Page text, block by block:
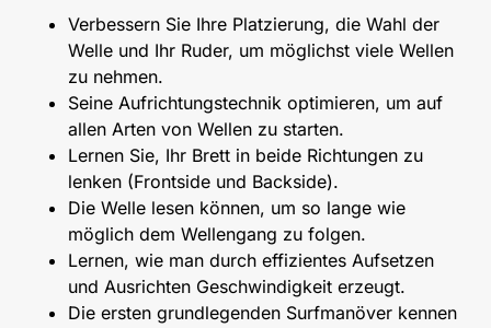
Verbessern Sie Ihre Platzierung, die Wahl der
Welle und Ihr Ruder, um möglichst viele Wellen
zu nehmen.
Seine Aufrichtungstechnik optimieren, um auf
allen Arten von Wellen zu starten.
Lernen Sie, Ihr Brett in beide Richtungen zu
lenken (Frontside und Backside).
Die Welle lesen können, um so lange wie
möglich dem Wellengang zu folgen.
Lernen, wie man durch effizientes Aufsetzen
und Ausrichten Geschwindigkeit erzeugt.
Die ersten grundlegenden Surfmanöver kennen